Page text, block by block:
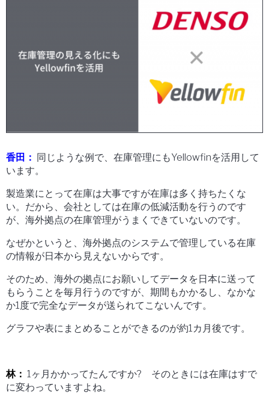
香田： 同じような例で、在庫管理にもYellowfinを活用して
います。
製造業にとって在庫は大事ですが在庫は多く持ちたくな
い。だから、会社としては在庫の低減活動を行うのです
が、海外拠点の在庫管理がうまくできていないのです。
なぜかというと、海外拠点のシステムで管理している在庫
の情報が日本から見えないからです。
そのため、海外の拠点にお願いしてデータを日本に送って
もらうことを毎月行うのですが、期間もかかるし、なかな
か1度で完全なデータが送られてこないんです。
グラフや表にまとめることができるのが約1カ月後です。
林： 1ヶ月かかってたんですか? そのときには在庫はすで
に変わっていますよね。